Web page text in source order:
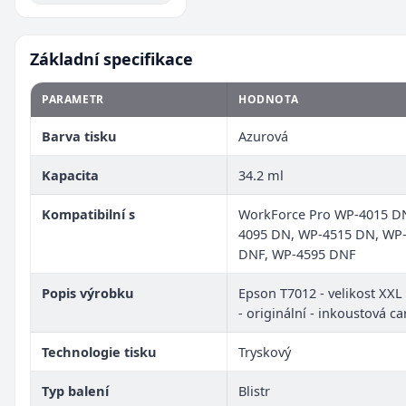
Základní specifikace
PARAMETR HODNOTA
Barva tisku Azurová
Kapacita 34.2 ml
Kompatibilní s
WorkForce Pro WP-4015
4095 DN, WP-4515 DN,
DNF, WP-4595 DNF
Popis výrobku
Epson T7012 - velikost
- originální - inkoustová
Technologie tisku Tryskový
Typ balení Blistr